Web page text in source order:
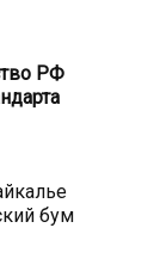
РФ
бум